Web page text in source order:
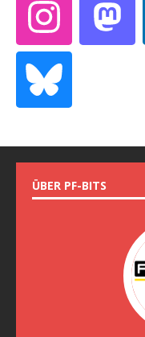
ÜBER PF-BITS